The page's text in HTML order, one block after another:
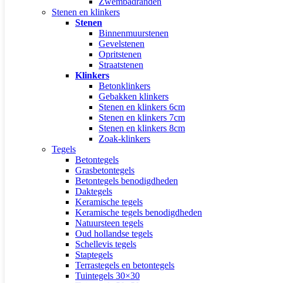
Stenen en klinkers
Stenen
Binnenmuurstenen
Gevelstenen
Opritstenen
Straatstenen
Klinkers
Betonklinkers
Gebakken klinkers
Stenen en klinkers 6cm
Stenen en klinkers 7cm
Stenen en klinkers 8cm
Zoak-klinkers
Tegels
Betontegels
Grasbetontegels
Betontegels benodigdheden
Daktegels
Keramische tegels
Keramische tegels benodigdheden
Natuursteen tegels
Oud hollandse tegels
Schellevis tegels
Staptegels
Terrastegels en betontegels
Tuintegels 30×30